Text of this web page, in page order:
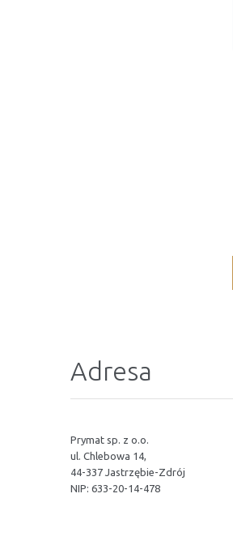
Adresa
Prymat sp. z o.o.
ul. Chlebowa 14,
44-337 Jastrzębie-Zdrój
NIP: 633-20-14-478